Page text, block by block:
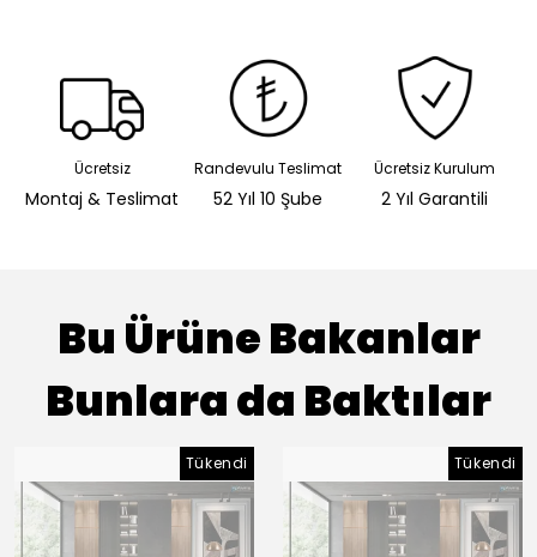
Ücretsiz
Montaj & Teslimat
Randevulu Teslimat
52 Yıl 10 Şube
Ücretsiz Kurulum
2 Yıl Garantili
Bu Ürüne Bakanlar
Bunlara da Baktılar
Tükendi Tükendi